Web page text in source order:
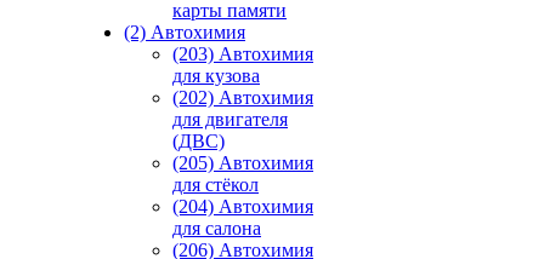
карты памяти
(2) Автохимия
(203) Автохимия
для кузова
(202) Автохимия
для двигателя
(ДВС)
(205) Автохимия
для стёкол
(204) Автохимия
для салона
(206) Автохимия